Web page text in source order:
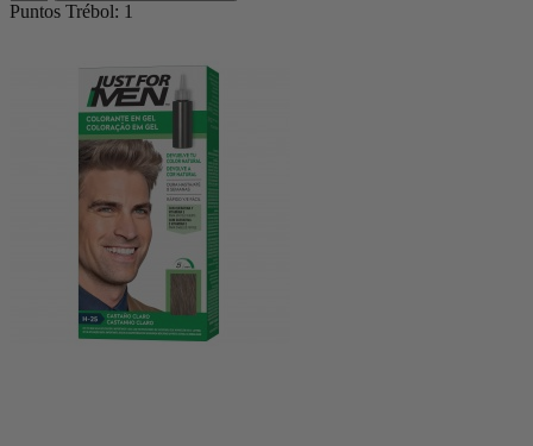
Puntos Trébol: 1